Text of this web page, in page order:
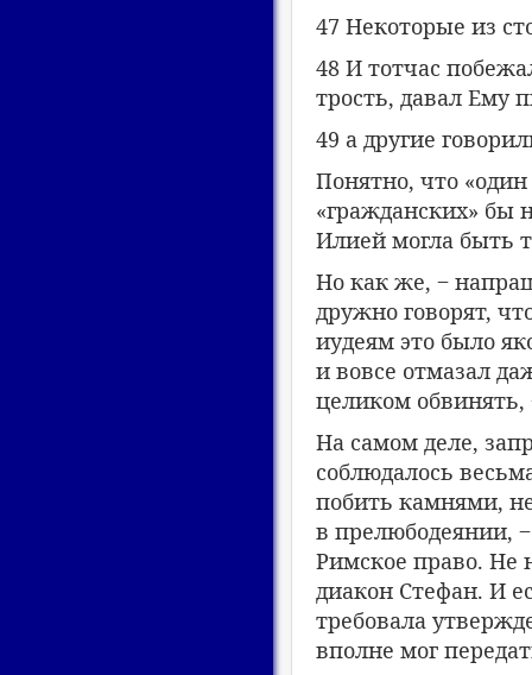
47 Некоторые из
48 И тотчас
трость, давал Ему
49 а другие
Понятно, что
«гражданских» бы
Илией могла быть
Но как же, ‒
дружно говорят,
иудеям это было
и вовсе отмазал
целиком обвинять,
На самом деле,
соблюдалось
побить камнями,
в прелюбодеянии,
Римское право. Не
диакон Стефан. И
требовала
вполне мог